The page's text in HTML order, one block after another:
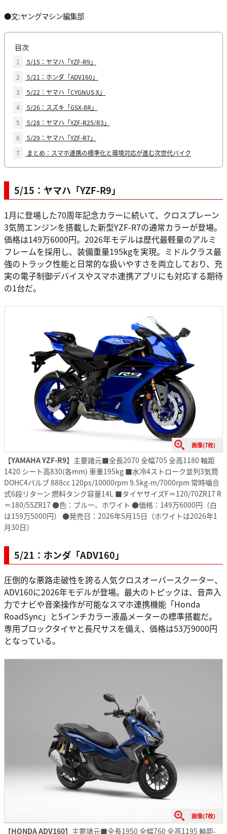
●文:ヤングマシン編集部
目次
1
5/15：ヤマハ「YZF-R9」
2
5/21：ホンダ「ADV160」
3
5/22：ヤマハ「CYGNUS X」
4
5/26：スズキ「GSX-8R」
5
5/28：ヤマハ「YZF-R25/R3」
6
5/29：ヤマハ「YZF-R7」
7
まとめ：スマホ連携の標準化と環境対応が進む次世代バイク
5/15：ヤマハ「YZF-R9」
1月に登場した70周年記念カラーに続いて、クロスプレーン
3気筒エンジンを搭載した新型YZF-R7の通常カラーが登場。
価格は149万6000円。2026年モデルは歴代最軽量のアルミ
フレームを採用し、装備重量195kgを実現。ミドルクラス最
強のトラック性能と日常的な扱いやすさを両立しており、充
実の電子制御デバイスやスマホ連携アプリにも対応する期待
の1台だ。
画像(7枚)
【YAMAHA YZF-R9】 主要諸元■全長2070 全幅705 全高1180 軸距
1420 シート高830(各mm) 車重195kg ■水冷4ストローク並列3気筒
DOHC4バルブ 888cc 120ps/10000rpm 9.5kg-m/7000rpm 常時噛合
式6段リターン 燃料タンク容量14L ■タイヤサイズF＝120/70ZR17 R
＝180/55ZR17 ●色：ブルー、ホワイト ●価格：149万6000円（白
は159万5000円） ●発売日：2026年5月15日（ホワイトは2026年1
月30日）
5/21：ホンダ「ADV160」
圧倒的な悪路走破性を誇る人気クロスオーバースクーター、
ADV160に2026年モデルが登場。最大のトピックは、音声入
力でナビや音楽操作が可能なスマホ連携機能「Honda
RoadSync」と5インチカラー液晶メーターの標準搭載だ。
専用ブロックタイヤと長尺サスを備え、価格は53万9000円
となっている。
画像(7枚)
【HONDA ADV160】 主要諸元■全長1950 全幅760 全高1195 軸距-